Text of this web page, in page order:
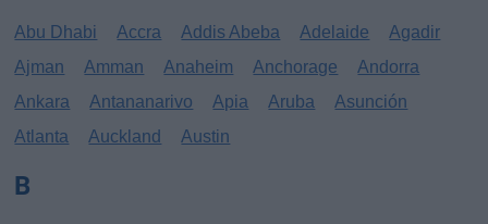
Abu Dhabi Accra Addis Abeba Adelaide
Agadir
Ajman
Amman Anaheim Anchorage
Andorra
Ankara
Antananarivo Apia Aruba
Asunción
Atlanta
Auckland Austin
B